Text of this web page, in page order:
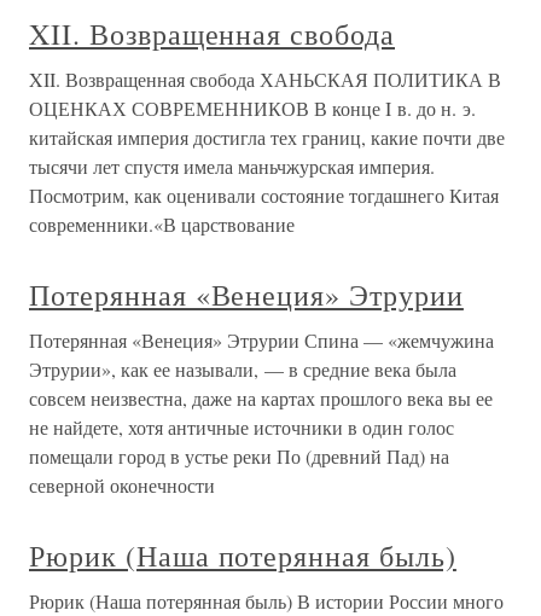
XII. Возвращенная свобода
XII. Возвращенная свобода ХАНЬСКАЯ ПОЛИТИКА В
ОЦЕНКАХ СОВРЕМЕННИКОВ В конце I в. до н. э.
китайская империя достигла тех границ, какие почти две
тысячи лет спустя имела маньчжурская империя.
Посмотрим, как оценивали состояние тогдашнего Китая
современники.«В царствование
Потерянная «Венеция» Этрурии
Потерянная «Венеция» Этрурии Спина — «жемчужина
Этрурии», как ее называли, — в средние века была
совсем неизвестна, даже на картах прошлого века вы ее
не найдете, хотя античные источники в один голос
помещали город в устье реки По (древний Пад) на
северной оконечности
Рюрик (Наша потерянная быль)
Рюрик (Наша потерянная быль) В истории России много